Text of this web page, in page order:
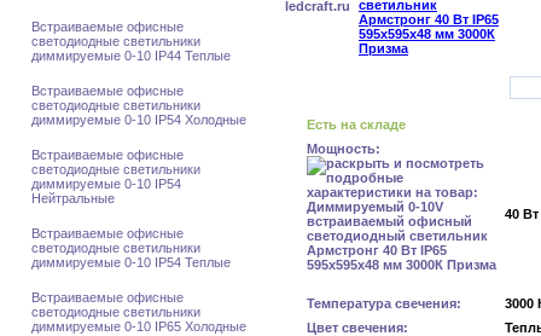
Встраиваемые офисные
светодиодные светильники
диммируемые 0-10 IP44 Теплые
Встраиваемые офисные
светодиодные светильники
диммируемые 0-10 IP54 Холодные
Встраиваемые офисные
светодиодные светильники
диммируемые 0-10 IP54
Нейтральные
Встраиваемые офисные
светодиодные светильники
диммируемые 0-10 IP54 Теплые
Встраиваемые офисные
светодиодные светильники
диммируемые 0-10 IP65 Холодные
Есть на складе
Мощность:
40 Вт
Температура свечения:
3000
Цвет свечения: